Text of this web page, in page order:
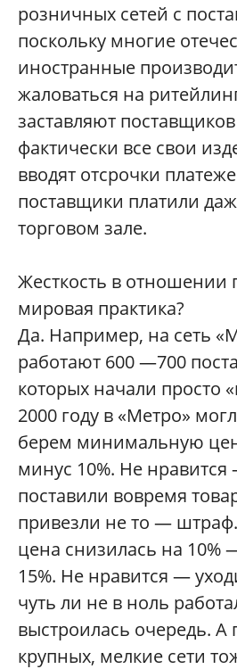
розничных сетей с
поскольку многие
иностранные
жаловаться на
заставляют
фактически все свои
вводят отсрочки
поставщики платили
торговом зале.
Жесткость в
мировая практика?
Да. Например, на сеть
работают 600 —700
которых начали просто
2000 году в «Метро»
берем минимальную
минус 10%. Не
поставили вовремя
привезли не то —
цена снизилась на
15%. Не нравится —
чуть ли не в ноль
выстроилась очередь. А
крупных, мелкие сети